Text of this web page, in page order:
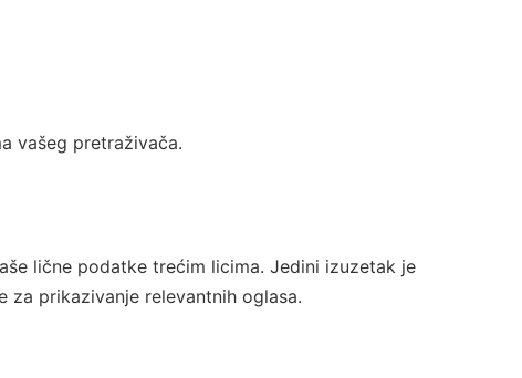
vašeg pretraživača.
lične podatke trećim licima. Jedini izuzetak je
za prikazivanje relevantnih oglasa.